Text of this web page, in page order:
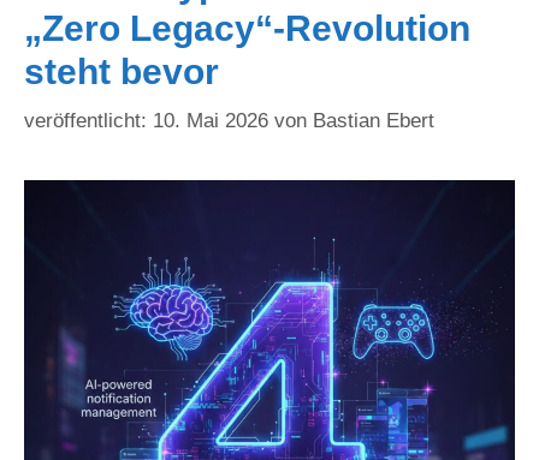
„Zero Legacy“-Revolution
steht bevor
10. Mai 2026 von Bastian Ebert